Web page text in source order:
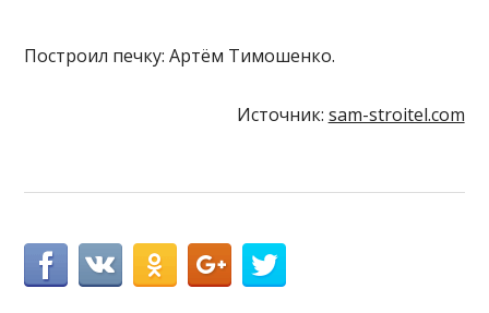
Построил печку: Артём Тимошенко.
Источник: sam-stroitel.com